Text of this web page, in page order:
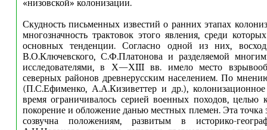
«низовской» колонизации.
Скудность письменных известий о ранних этапах
многозначность трактовок этого явления, среди
основных тенденции. Согласно одной из них,
В.О.Ключевского, С.Ф.Платонова и разделяемой
исследователями, в Х—ХIII вв. имело место
северных районов древнерусским населением. По
(П.С.Ефименко, А.А.Кизиветтер и др.),
время ограничивалось серией военных походов, целью
покорение и обложение данью местных племен. Эта точка
созвучна положениям, развитым в историко-